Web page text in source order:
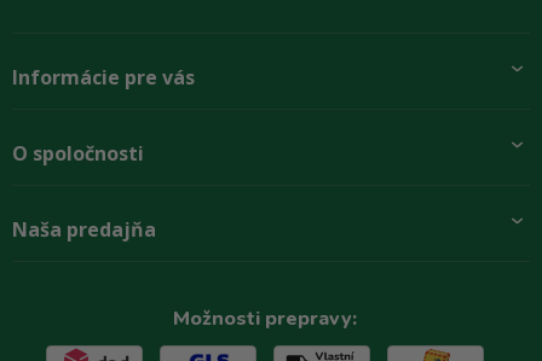
Informácie pre vás
Preprava a platba
Rady zákazníkom
O spoločnosti
O firme
Naša predajňa
Možnosti prepravy: